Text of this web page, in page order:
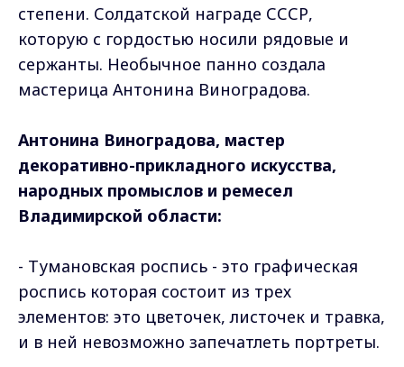
степени. Солдатской награде СССР,
которую с гордостью носили рядовые и
сержанты. Необычное панно создала
мастерица Антонина Виноградова.
Антонина Виноградова, мастер
декоративно-прикладного искусства,
народных промыслов и ремесел
Владимирской области:
- Тумановская роспись - это графическая
роспись которая состоит из трех
элементов: это цветочек, листочек и травка,
и в ней невозможно запечатлеть портреты.